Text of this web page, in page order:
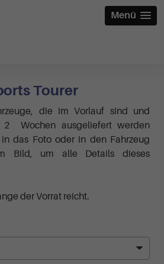
Menü
Tourer
die im Vorlauf sind und
Wochen ausgeliefert werden
das Foto oder in den Fahrzeug
Bild, um alle Details dieses
der Vorrat reicht.